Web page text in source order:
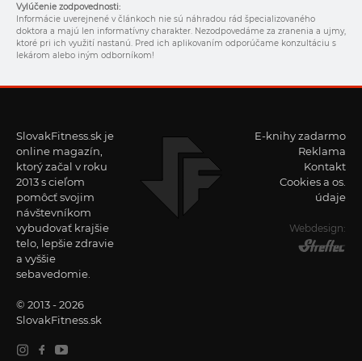
Vylúčenie zodpovednosti:
Informácie uverejnené v článkoch nie sú náhradou rád špecializovaného
doktora a majú len informatívny charakter. Nezodpovedáme za zranenia a ujmy,
ktoré pri ich využití nastanú. Pred ich aplikovaním odporúčame konzultáciu s
lekárom alebo iným odborníkom!
SlovakFitness.sk je
online magazín,
ktorý začal v roku
2013 s cieľom
pomôcť svojim
návštevníkom
vybudovať krajšie
telo, lepšie zdravie
a vyššie
sebavedomie.
© 2013 - 2026
SlovakFitness.sk
E-knihy zadarmo
Reklama
Kontakt
Cookies a os.
údaje
Webdesign: